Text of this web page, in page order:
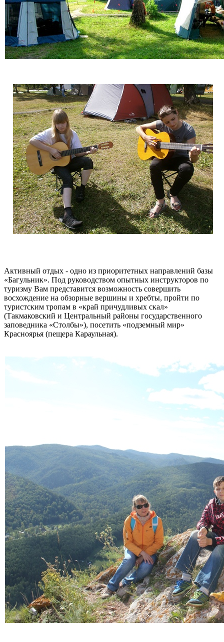
Активный отдых - одно из приоритетных направлений базы
«Багульник». Под руководством опытных инструкторов по
туризму Вам представится возможность совершить
восхождение на обзорные вершины и хребты, пройти по
туристским тропам в «край причудливых скал»
(Такмаковский и Центральный районы государственного
заповедника «Столбы»), посетить «подземный мир»
Красноярья (пещера Караульная).